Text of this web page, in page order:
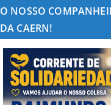
O NOSSO
DA CAERN!